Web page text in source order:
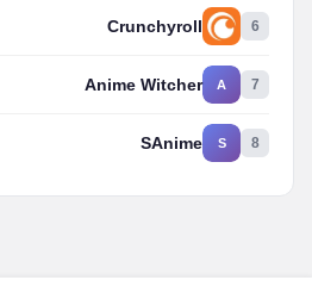
6
Crunchyroll
7
A
Anime Witcher
8
S
SAnime